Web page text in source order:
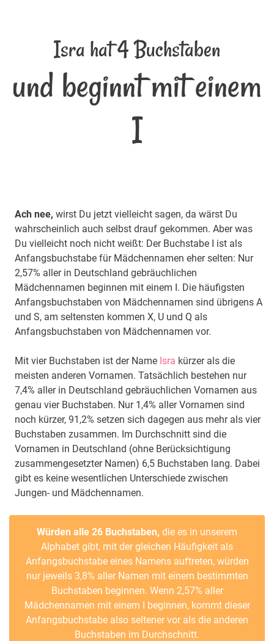
Isra hat 4 Buchstaben
und beginnt mit einem
I
Ach nee, wirst Du jetzt vielleicht sagen, da wärst Du
wahrscheinlich auch selbst drauf gekommen. Aber was
Du vielleicht noch nicht weißt: Der Buchstabe I ist als
Anfangsbuchstabe für Mädchennamen eher selten: Nur
2,57% aller in Deutschland gebräuchlichen
Mädchennamen beginnen mit einem I. Die häufigsten
Anfangsbuchstaben von Mädchennamen sind übrigens A
und S, am seltensten kommen X, U und Q als
Anfangsbuchstaben von Mädchennamen vor.
Mit vier Buchstaben ist der Name Isra kürzer als die
meisten anderen Vornamen. Tatsächlich bestehen nur
7,4% aller in Deutschland gebräuchlichen Vornamen aus
genau vier Buchstaben. Nur 1,4% aller Vornamen sind
noch kürzer, 91,2% setzen sich dagegen aus mehr als vier
Buchstaben zusammen. Im Durchschnitt sind die
Vornamen in Deutschland (ohne Berücksichtigung
zusammengesetzter Namen) 6,5 Buchstaben lang. Dabei
gibt es keine wesentlichen Unterschiede zwischen
Jungen- und Mädchennamen.
Würden alle 26 Buchstaben, die es in unserem
Alphabet gibt, mit der gleichen Häufigkeit als
Anfangsbuchstabe eines Namens auftreten, würden
nur jeweils 3,8% aller Namen mit einem bestimmten
Buchstaben beginnen. Wenn 2,57% aller
Mädchennamen mit einem I beginnen, kommt dieser
Anfangsbuchstabe also seltener vor als die anderen
Buchstaben im Durchschnitt.